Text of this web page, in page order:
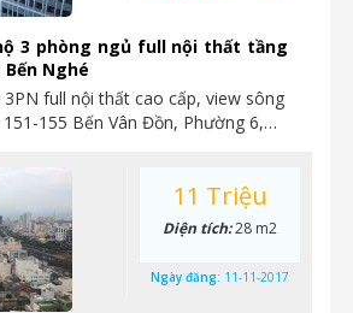
3 phòng ngủ full nội thất tầng
Nghé
full nội thất cao cấp, view sông
155 Bến Vân Đồn, Phường 6,…
11 Triệu
Diện tích:28 m2
Ngày đăng: 11-11-2017